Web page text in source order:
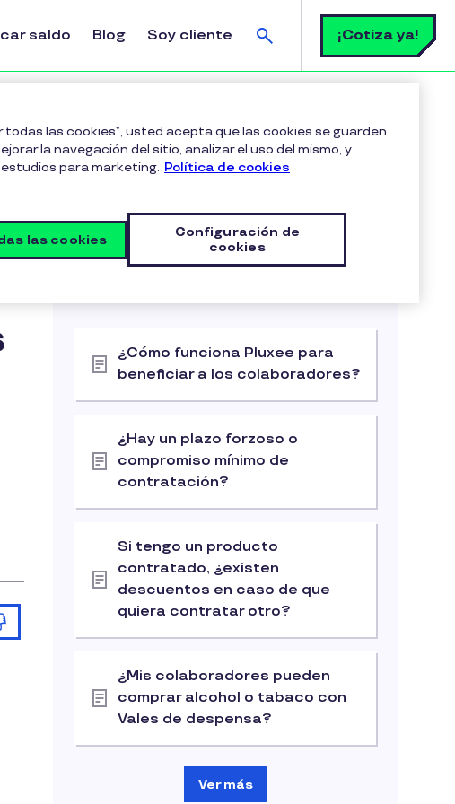
saldo Blog Soy cliente
Buscar
¡Cotiza ya!
contratar vales Pluxee?
Artículos relacionados
¿Cómo funciona Pluxee para
beneficiar a los colaboradores?
¿Hay un plazo forzoso o
compromiso mínimo de
contratación?
Si tengo un producto
contratado, ¿existen
descuentos en caso de que
quiera contratar otro?
¿Mis colaboradores pueden
comprar alcohol o tabaco con
Vales de despensa?
Ver más
todas las cookies”, usted acepta que las cookies se guarden
la navegación del sitio, analizar el uso del mismo, y
para marketing. Política de cookies
Configuración de
cookies
las cookies